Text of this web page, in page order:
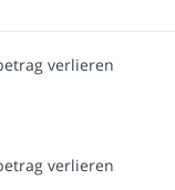
verlieren
verlieren